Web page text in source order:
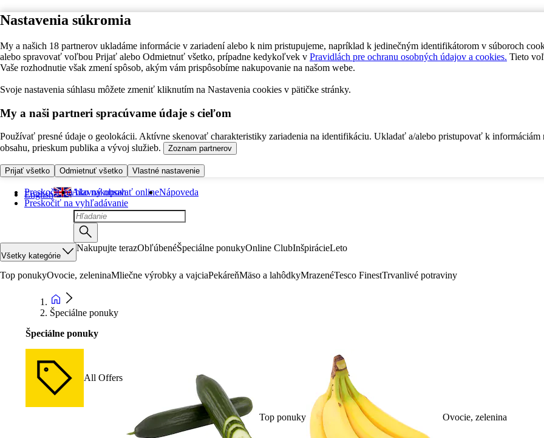
Nastavenia súkromia
My a našich 18 partnerov ukladáme informácie v zariadení alebo k nim pristupujeme, napríklad k jedinečným identifikátorom v súboroch
alebo spravovať voľbou Prijať alebo Odmietnuť všetko, prípadne kedykoľvek v Pravidlách pre ochranu osobných údajov a cookies. Tieto
Vaše rozhodnutie však zmení spôsob, akým vám prispôsobíme nakupovanie na našom webe.
Svoje nastavenia súhlasu môžete zmeniť kliknutím na Nastavenia cookies v pätičke stránky.
My a naši partneri spracúvame údaje s cieľom
Používať presné údaje o geolokácii. Aktívne skenovať charakteristiky zariadenia na identifikáciu. Ukladať a/alebo pristupovať k informáciám
obsahu, prieskum publika a vývoj služieb.
Zoznam partnerov
Prijať všetko Odmietnuť všetko Vlastné nastavenie
Preskočiť na hlavný obsah
Preskočiť na vyhľadávanie
English Ako nakupovať onlineNápoveda
Všetky kategórie
Nakupujte terazObľúbenéŠpeciálne ponukyOnline ClubInšpirácieLeto
Top ponukyOvocie, zeleninaMliečne výrobky a vajciaPekáreňMäso a lahôdkyMrazenéTesco FinestTrvanlivé potraviny
Špeciálne ponuky
Špeciálne ponuky
All Offers
Top ponuky Ovocie, zelenina